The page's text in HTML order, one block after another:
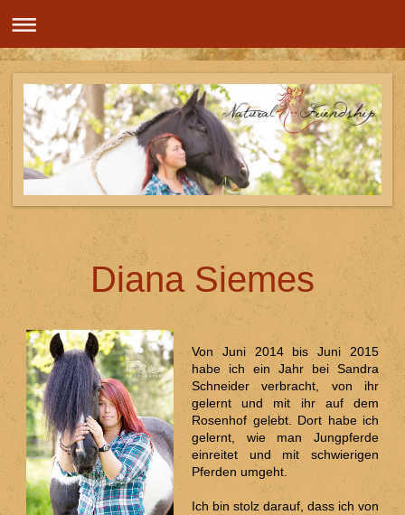
Diana Siemes
Von Juni 2014 bis Juni 2015
habe ich ein Jahr bei Sandra
Schneider verbracht, von ihr
gelernt und mit ihr auf dem
Rosenhof gelebt. Dort habe ich
gelernt, wie man Jungpferde
einreitet und mit schwierigen
Pferden umgeht.
Ich bin stolz darauf, dass ich von